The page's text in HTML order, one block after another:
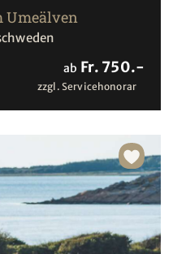
Umeälven
ab Fr. 750.-
zzgl. Servicehonorar